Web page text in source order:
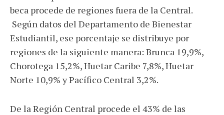
beca procede de regiones fuera de la Central.
Según datos del Departamento de Bienestar
Estudiantil, ese porcentaje se distribuye por
regiones de la siguiente manera: Brunca 19,9%,
Chorotega 15,2%, Huetar Caribe 7,8%, Huetar
Norte 10,9% y Pacífico Central 3,2%.
De la Región Central procede el 43% de las